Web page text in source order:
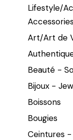
Lifestyle/
Art/Art de
Beauté -
Bijoux -
Boissons
Bougies
Ceintures -